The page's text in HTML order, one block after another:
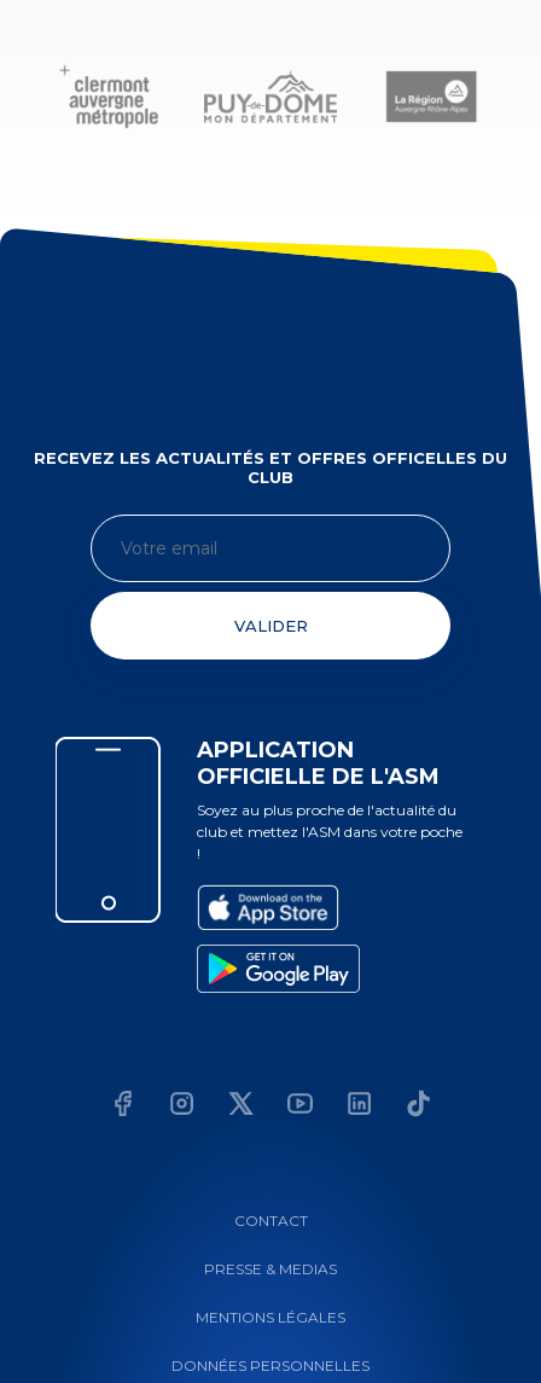
RECEVEZ LES ACTUALITÉS ET OFFRES OFFICELLES DU
CLUB
VALIDER
APPLICATION
OFFICIELLE DE L'ASM
Soyez au plus proche de l'actualité du
club et mettez l'ASM dans votre poche
!
CONTACT
PRESSE & MEDIAS
MENTIONS LÉGALES
DONNÉES PERSONNELLES